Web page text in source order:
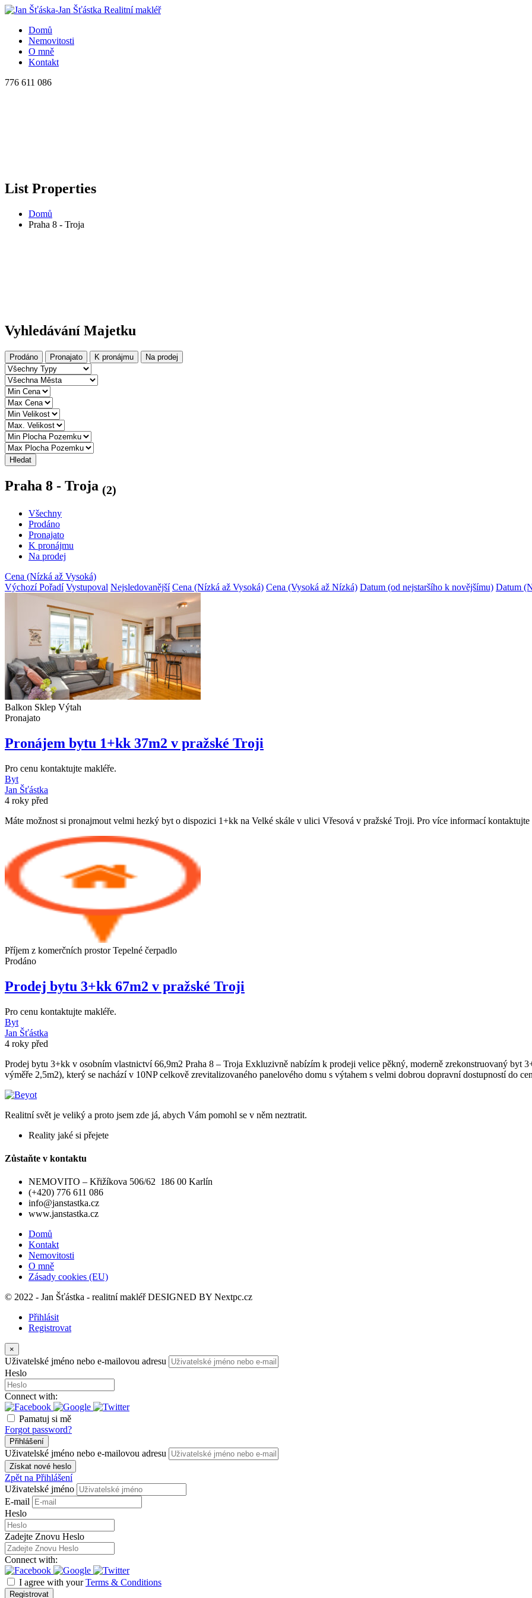
Domů
Nemovitosti
O mně
Kontakt
776 611 086
List Properties
Domů
Praha 8 - Troja
Vyhledávání Majetku
Prodáno Pronajato K pronájmu Na prodej
Hledat
Praha 8 - Troja (2)
Všechny
Prodáno
Pronajato
K pronájmu
Na prodej
Cena (Nízká až Vysoká)
Výchozí Pořadí Vystupoval Nejsledovanější Cena (Nízká až Vysoká) Cena (Vysoká až Nízká) Datum (od nejstaršího k novějšímu) Datum
Balkon Sklep Výtah
Pronajato
Pronájem bytu 1+kk 37m2 v pražské Troji
Pro cenu kontaktujte makléře.
Byt
Jan Šťástka
4 roky před
Máte možnost si pronajmout velmi hezký byt o dispozici 1+kk na Velké skále v ulici Vřesová v pražské Troji. Pro více informací kontaktujte
Příjem z komerčních prostorTepelné čerpadlo
Prodáno
Prodej bytu 3+kk 67m2 v pražské Troji
Pro cenu kontaktujte makléře.
Byt
Jan Šťástka
4 roky před
Prodej bytu 3+kk v osobním vlastnictví 66,9m2 Praha 8 – Troja Exkluzivně nabízím k prodeji velice pěkný, moderně zrekonstruovaný byt
výměře 2,5m2), který se nachází v 10NP celkově zrevitalizovaného panelového domu s výtahem s velmi dobrou dopravní dostupností do
Realitní svět je veliký a proto jsem zde já, abych Vám pomohl se v něm neztratit.
Reality jaké si přejete
Zůstaňte v kontaktu
NEMOVITO – Křižíkova 506/62 186 00 Karlín
(+420) 776 611 086
info@janstastka.cz
www.janstastka.cz
Domů
Kontakt
Nemovitosti
O mně
Zásady cookies (EU)
© 2022 - Jan Šťástka - realitní makléř DESIGNED BY Nextpc.cz
Přihlásit
Registrovat
×
Uživatelské jméno nebo e-mailovou adresu
Heslo
Connect with:
Pamatuj si mě
Forgot password?
Přihlášení
Uživatelské jméno nebo e-mailovou adresu
Získat nové heslo
Zpět na Přihlášení
Uživatelské jméno
E-mail
Heslo
Zadejte Znovu Heslo
Connect with:
I agree with yourTerms & Conditions
Registrovat